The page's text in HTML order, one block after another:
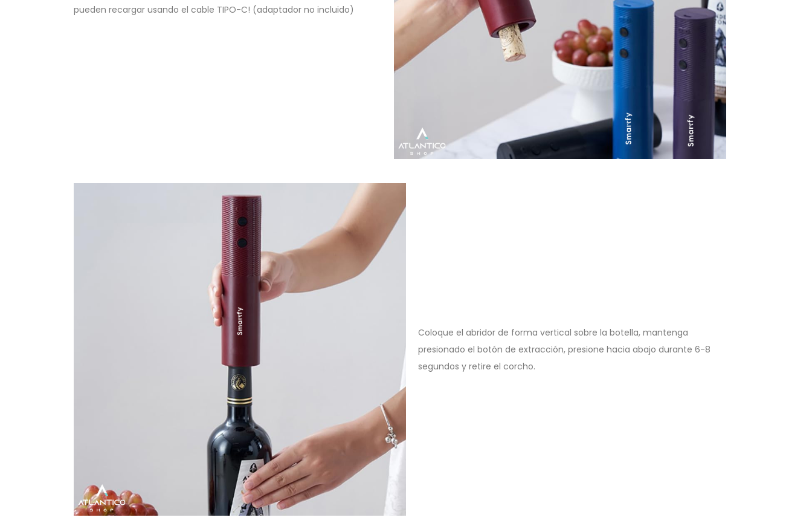
pueden recargar usando el cable TIPO-C! (adaptador no incluido)
Coloque el abridor de forma vertical sobre la botella, mantenga
presionado el botón de extracción, presione hacia abajo durante 6-8
segundos y retire el corcho.